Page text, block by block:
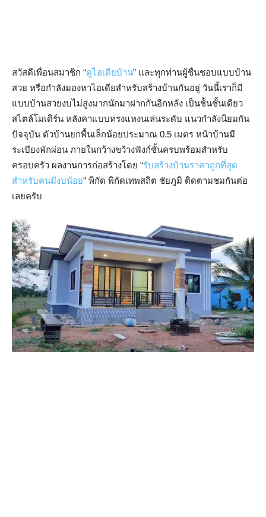
สวัสดีเพื่อนสมาชิก “ดูไอเดียบ้าน” และทุกท่านผู้ชื่นชอบแบบบ้าน
สวย หรือกำลังมองหาไอเดียสำหรับสร้างบ้านกันอยู่ วันนี้เราก็มี
แบบบ้านสวยงบไม่สูงมากนักมาฝากกันอีกหลัง เป็นช้ันชั้นเดียว
สไตล์โมเดิร์น หลังคาแบบทรงแหงนเล่นระดับ แนวกำลังนิยมกัน
ปัจจุบัน ตัวบ้านยกพื้นเล็กน้อยประมาณ 0.5 เมตร หน้าบ้านมี
ระเบียงพักผ่อน ภายในกว้างขว้างฟังก์ชั้นครบพร้อมสำหรับ
ครอบครัว ผลงานการก่อสร้างโดย “รับสร้างบ้านราคาถูกที่สุด
สำหรับคนมีงบน้อย” พิกัด พิกัดเทพสถิต ชัยภูมิ ติดตามชมกันต่อ
เลยครับ